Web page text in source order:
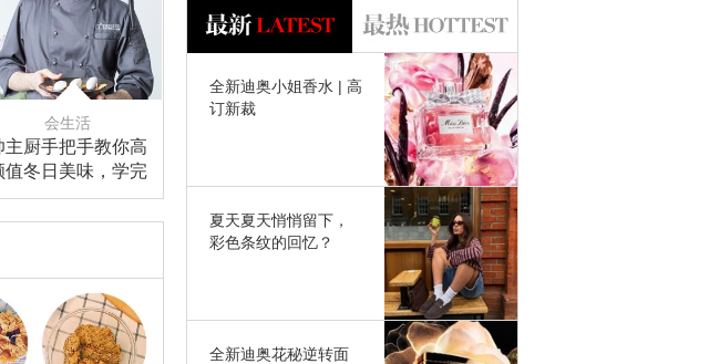
会生活
主厨手把手教你高
值冬日美味，学完
就是“星范儿”俏厨
娘！
全新迪奥小姐香水 | 高
订新裁
夏天夏天悄悄留下，
彩色条纹的回忆？
全新迪奥花秘逆转面